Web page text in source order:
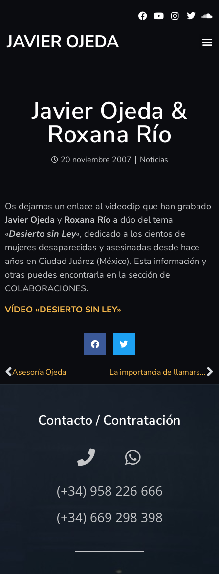
JAVIER OJEDA
Javier Ojeda &
Roxana Río
20 noviembre 2007 Noticias
Os dejamos un enlace al videoclip que han grabado
Javier Ojeda y Roxana Río a dúo del tema
«Desierto sin Ley«, dedicado a los cientos de
mujeres desaparecidas y asesinadas desde hace
años en Ciudad Juárez (México). Esta información y
otras puedes encontrarla en la sección de
COLABORACIONES.
VÍDEO «DESIERTO SIN LEY»
Asesoría Ojeda La importancia de llamarse George
Contacto / Contratación
(+34) 958 226 666
(+34) 669 298 398